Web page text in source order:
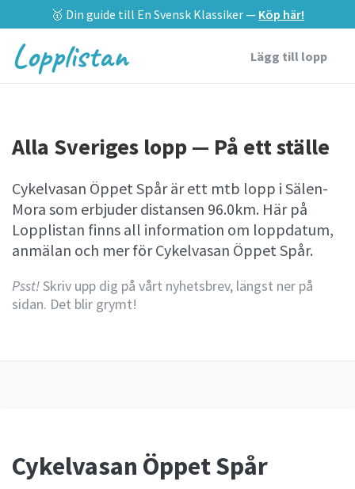
🥇 Din guide till En Svensk Klassiker — Köp här!
Lopplistan Lägg till lopp
Alla Sveriges lopp — På ett ställe
Cykelvasan Öppet Spår är ett mtb lopp i Sälen-
Mora som erbjuder distansen 96.0km. Här på
Lopplistan finns all information om loppdatum,
anmälan och mer för Cykelvasan Öppet Spår.
Psst!Skriv upp dig på vårt nyhetsbrev, längst ner på
sidan. Det blir grymt!
Cykelvasan Öppet Spår